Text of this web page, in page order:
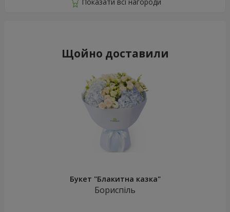
Щойно доставили
Букет "Блакитна казка"
Бориспіль